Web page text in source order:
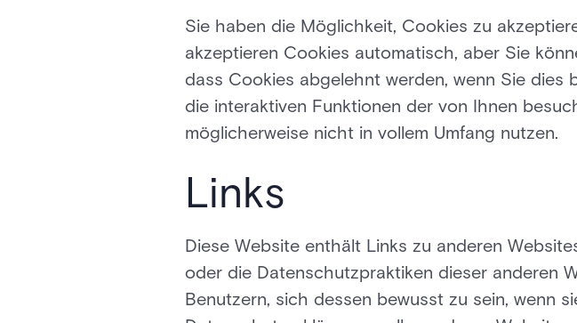
Sie haben die Möglichkeit, Cookies zu
akzeptieren Cookies automatisch, aber Sie
dass Cookies abgelehnt werden, wenn Sie dies
die interaktiven Funktionen der von Ihnen
möglicherweise nicht in vollem Umfang nutzen.
Links
Diese Website enthält Links zu anderen
oder die Datenschutzpraktiken dieser anderen
Benutzern, sich dessen bewusst zu sein, wenn